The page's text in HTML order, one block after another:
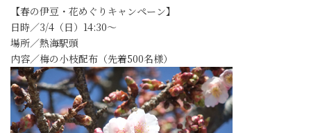
【春の伊豆・花めぐりキャンペーン】
日時／3/4（日）14:30～
場所／熱海駅頭
内容／梅の小枝配布（先着500名様）